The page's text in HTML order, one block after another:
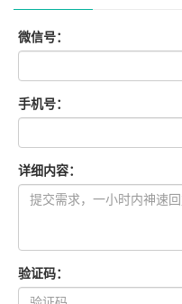
微信号：
手机号：
详细内容：
验证码：